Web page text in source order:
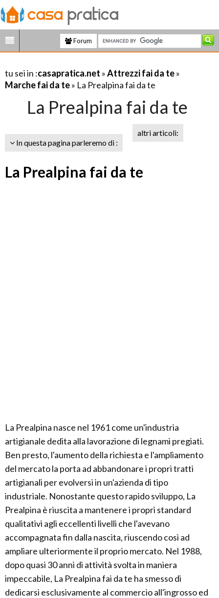
Forum
tu sei in :casapratica.net »Attrezzi fai da te»
Marche fai da te» La Prealpina fai da te
La Prealpina fai da te
In questa pagina parleremo di :
altri articoli:
La Prealpina fai da te
La Prealpina nasce nel 1961 come un'industria
artigianale dedita alla lavorazione di legnami pregiati.
Ben presto, l'aumento della richiesta e l'ampliamento
del mercato la porta ad abbandonare i propri tratti
artigianali per evolversi in un'azienda di tipo
industriale. Nonostante questo rapido sviluppo, La
Prealpina è riuscita a mantenere i propri standard
qualitativi agli eccellenti livelli che l'avevano
accompagnata fin dalla nascita, riuscendo così ad
ampliare ulteriormente il proprio mercato. Nel 1988,
dopo quasi 30 anni di attività svolta in maniera
impeccabile, La Prealpina fai da te ha smesso di
dedicarsi esclusivamente al commercio all'ingrosso ed